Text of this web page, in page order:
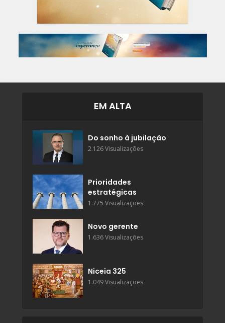
EM ALTA
Do sonho à jubilação
2.126 Visualizações
Prioridades
estratégicas
1.775 Visualizações
Novo gerente
1.636 Visualizações
Niceia 325
1.049 Visualizações